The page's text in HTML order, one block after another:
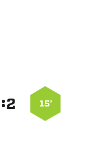
15’
: